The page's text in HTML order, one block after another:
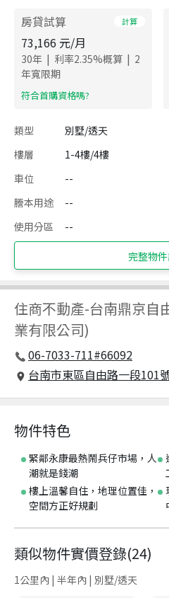
房貸試算 計算
73,166 元/月
30年 | 利率2.35%概算 | 2
年寬限期
​符合首購資格嗎?
類型 別墅/透天
樓層
1-4樓/4樓
車位
--
謄本用途
--
使用分區
--
完整物
住商不動產-台南鼎京自
業有限公司)
06-7033-711#66092
台南市東區自由路一段101
物件特色
緊鄰永康最熱鬧兵仔市場，人
潮就是錢潮
樓上溫馨自住，地理位置佳，
空間方正好規劃
類似物件實價登錄(24)
1公里內 | 半年內 | 別墅/透天